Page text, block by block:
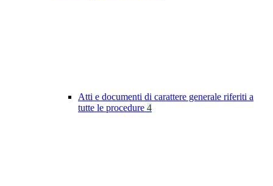
Atti e documenti di carattere generale riferiti a
tutte le procedure 4